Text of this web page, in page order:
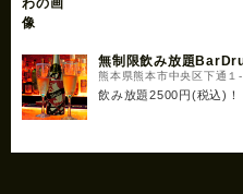
無制限飲み放題
熊本県熊本市中央区下通１
飲み放題2500円(税込)！